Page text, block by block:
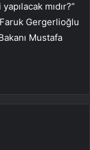
mıdır?”
Gergerlioğlu
Mustafa